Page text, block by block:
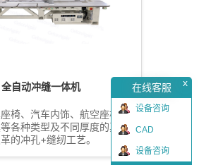
在线客服 x
设备咨询
CAD
设备咨询
全自动冲缝一体机
椅、汽车内饰、航空座椅、
各种类型及不同厚度的真
的冲孔+缝纫工艺。